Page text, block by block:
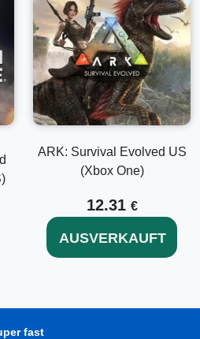
ARK: Survival Evolved US
(Xbox One)
12.31 €
AUSVERKAUFT
fast